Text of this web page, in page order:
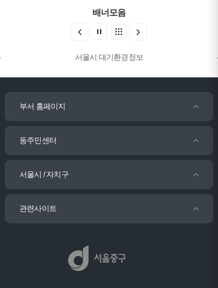
배너모음
서울시 대기환경정보
부서 홈페이지
동주민센터
서울시 / 자치구
관련사이트